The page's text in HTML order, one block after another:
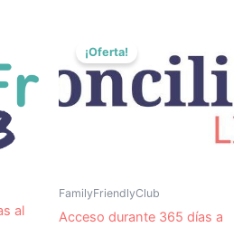
al
¡Oferta!
FamilyFriendlyClub
Acceso durante 365 días a
precio
original
era:
59,95 €.
actual
es: